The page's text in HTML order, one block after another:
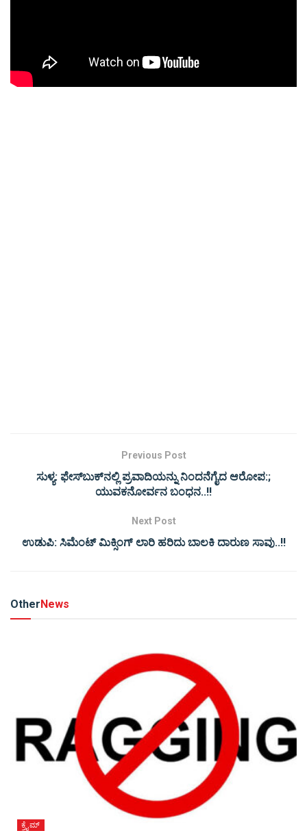
Previous Post
ಸುಳ್ಯ: ಫೇಸ್‌ಬುಕ್‌ನಲ್ಲಿ ಪ್ರವಾದಿಯನ್ನು ನಿಂದನೆಗೈದ ಆರೋಪ:;
ಯುವಕನೋರ್ವನ ಬಂಧನ..!!
Next Post
ಉಡುಪಿ: ಸಿಮೆಂಟ್ ಮಿಕ್ಸಿಂಗ್ ಲಾರಿ ಹರಿದು ಬಾಲಕಿ ದಾರುಣ ಸಾವು..!!
OtherNews
ಕ್ರೈಮ್